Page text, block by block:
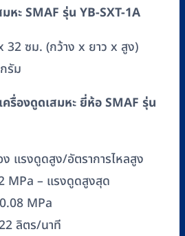
ะ SMAF รุ่น YB-SXT-1A
32 ซม. (กว้าง x ยาว x สูง)
รัม
รื่องดูดเสมหะ ยี่ห้อ SMAF รุ่น
ง แรงดูดสูง/อัตราการไหลสูง
MPa – แรงดูดสูงสุด
MPa
ลิตร/นาที